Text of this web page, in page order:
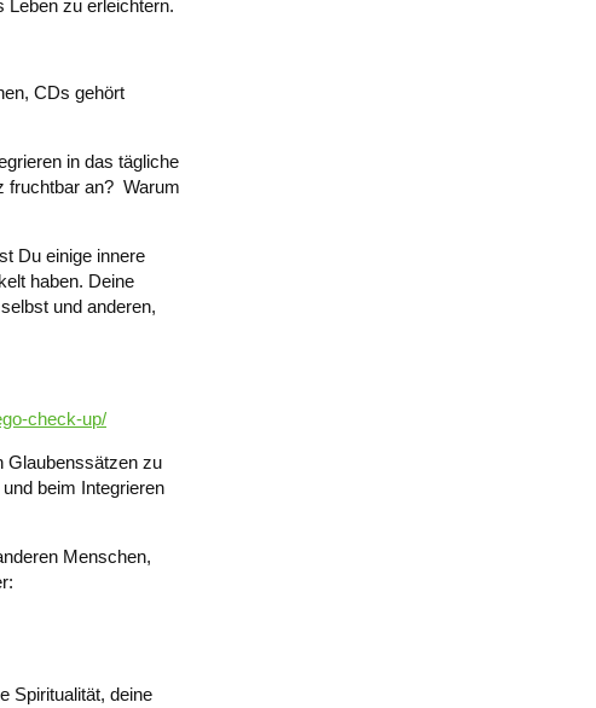
Leben zu erleichtern.
CDs gehört
in das tägliche
fruchtbar an? Warum
Du einige innere
haben. Deine
und anderen,
check-up/
Glaubenssätzen zu
beim Integrieren
Menschen,
Spiritualität, deine